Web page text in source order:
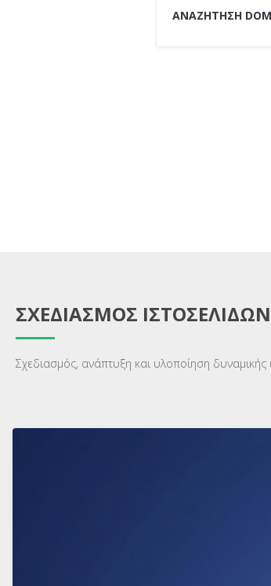
ΑΝΑΖΗΤΗΣΗ
ΣΧΕΔΙΑΣΜΟΣ ΙΣΤΟΣΕΛΙΔΩΝ
Σχεδιασμός, ανάπτυξη και υλοποίηση